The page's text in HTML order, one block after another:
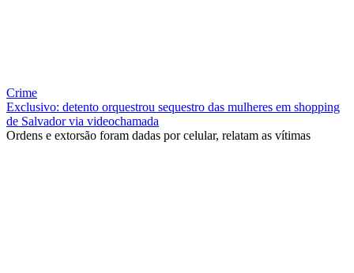
Crime
Exclusivo: detento orquestrou sequestro das mulheres em shopping
de Salvador via videochamada
Ordens e extorsão foram dadas por celular, relatam as vítimas